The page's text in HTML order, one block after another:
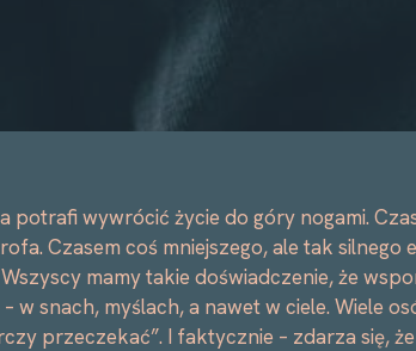
potrafi wywrócić życie do góry nogami.
Czasem coś mniejszego, ale tak silnego
Wszyscy mamy takie doświadczenie, że
w snach, myślach, a nawet w ciele. Wiele
przeczekać”. I faktycznie – zdarza się,